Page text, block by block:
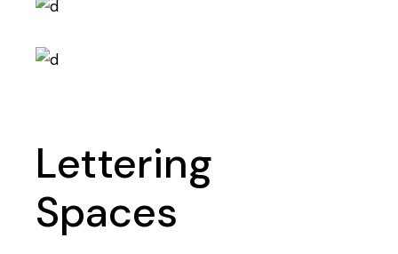
Lettering
Spaces